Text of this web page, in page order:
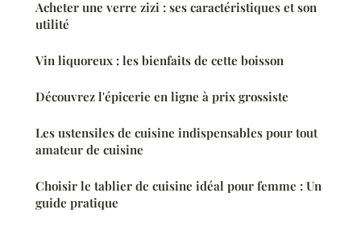
Acheter une verre zizi : ses caractéristiques et son
utilité
Vin liquoreux : les bienfaits de cette boisson
Découvrez l'épicerie en ligne à prix grossiste
Les ustensiles de cuisine indispensables pour tout
amateur de cuisine
Choisir le tablier de cuisine idéal pour femme : Un
guide pratique